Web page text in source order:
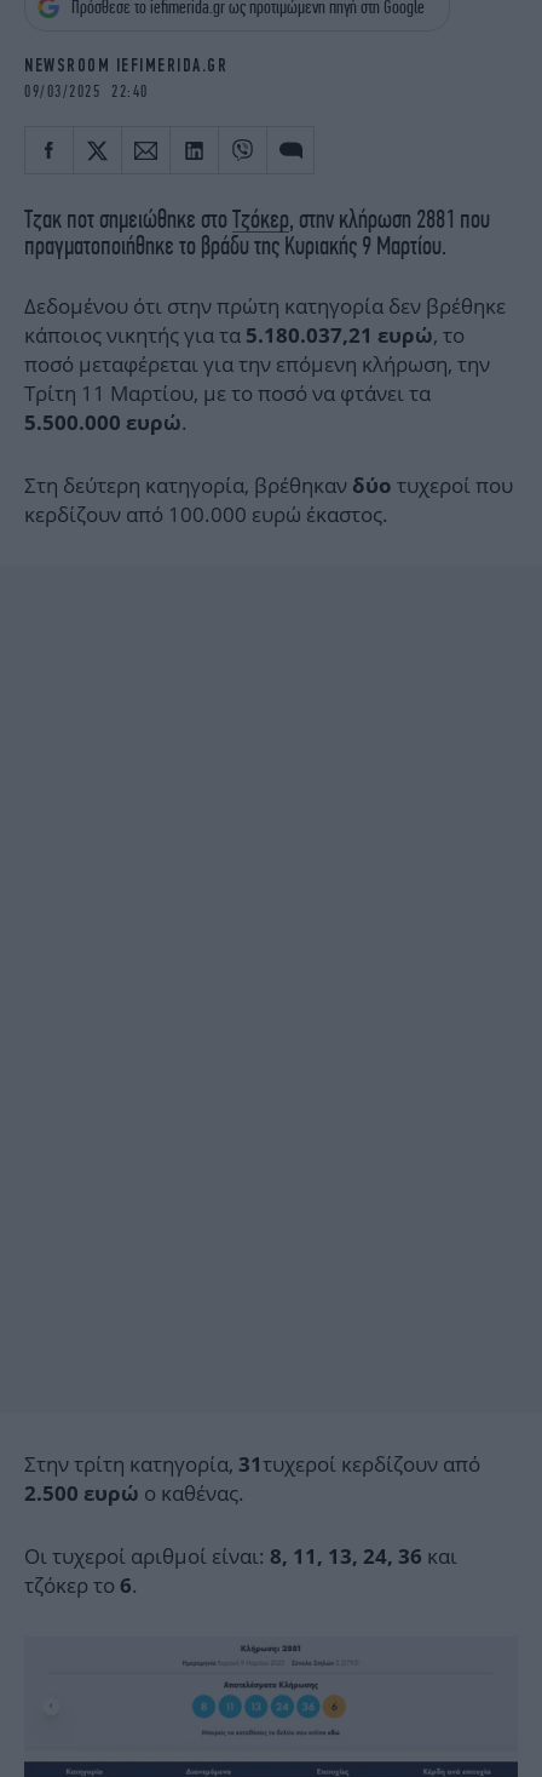
iBOOKS
ΖΩΔΙΑ
MEDIA
NEWSLETTER
Πρόσθεσε το iefimerida.gr ως προτιμώμενη πηγή στη Google
NEWSROOM IEFIMERIDA.GR
09/03/2025 22:40
Τζακ ποτ σημειώθηκε στο Τζόκερ, στην κλήρωση 2881 που
πραγματοποιήθηκε το βράδυ της Κυριακής 9 Μαρτίου.
Δεδομένου ότι στην πρώτη κατηγορία δεν βρέθηκε
κάποιος νικητής για τα 5.180.037,21 ευρώ, το
ποσό μεταφέρεται για την επόμενη κλήρωση, την
Τρίτη 11 Μαρτίου, με το ποσό να φτάνει τα
5.500.000 ευρώ.
Στη δεύτερη κατηγορία, βρέθηκαν δύο τυχεροί που
κερδίζουν από 100.000 ευρώ έκαστος.
Στην τρίτη κατηγορία, 31τυχεροί κερδίζουν από
2.500 ευρώ ο καθένας.
Οι τυχεροί αριθμοί είναι: 8, 11, 13, 24, 36 και
τζόκερ το 6.